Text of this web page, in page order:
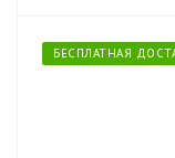
БЕСПЛАТНАЯ